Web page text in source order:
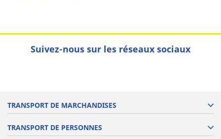
Suivez-nous sur les réseaux sociaux
TRANSPORT DE MARCHANDISES
TRANSPORT DE PERSONNES